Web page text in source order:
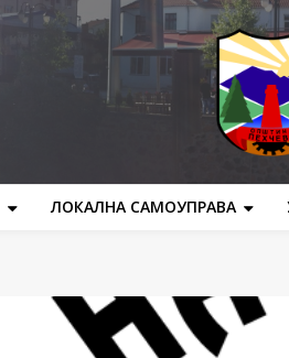
ЛОКАЛНА САМОУПРАВА